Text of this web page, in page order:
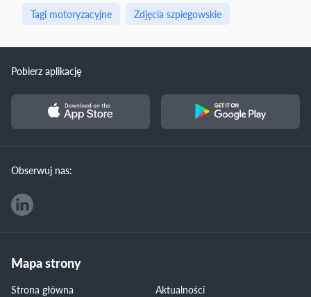
Tagi motoryzacyjne
Zdjęcia szpiegowskie
Pobierz aplikację
Obserwuj nas:
Mapa strony
Strona główna
Aktualności